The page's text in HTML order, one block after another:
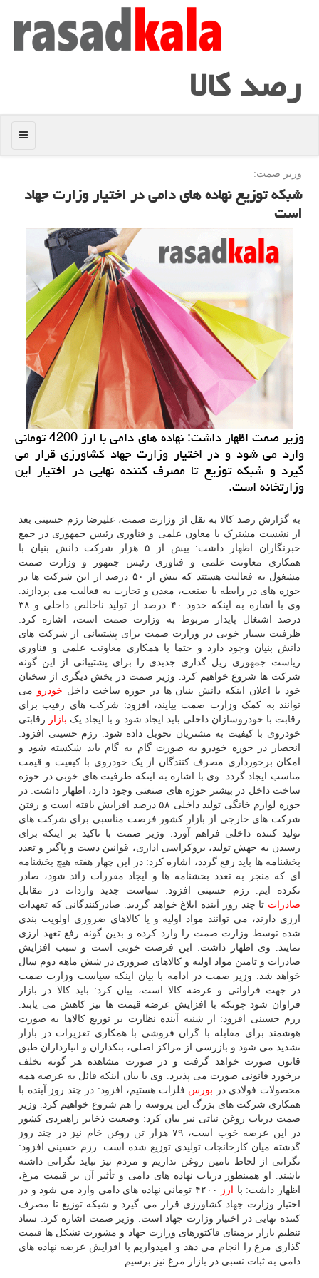
رصد كالا
منو
وزیر صمت:
شبكه توزیع نهاده های دامی در اختیار وزارت جهاد
است
وزیر صمت اظهار داشت: نهاده های دامی با ارز 4200 تومانی
وارد می شود و در اختیار وزارت جهاد كشاورزی قرار می
گیرد و شبكه توزیع تا مصرف كننده نهایی در اختیار این
وزارتخانه است.
به گزارش رصد کالا به نقل از وزارت صمت، علیرضا رزم حسینی بعد
از نشست مشترک با معاون علمی و فناوری رئیس جمهوری در جمع
خبرنگاران اظهار داشت: بیش از ۵ هزار شرکت دانش بنیان با
همکاری معاونت علمی و فناوری رئیس جمهور و وزارت صمت
مشغول به فعالیت هستند که بیش از ۵۰ درصد از این شرکت ها در
حوزه های در رابطه با صنعت، معدن و تجارت به فعالیت می پردازند.
وی با اشاره به اینکه حدود ۴۰ درصد از تولید ناخالص داخلی و ۳۸
درصد اشتغال پایدار مربوط به وزارت صمت است، اشاره کرد:
ظرفیت بسیار خوبی در وزارت صمت برای پشتیبانی از شرکت های
دانش بنیان وجود دارد و حتما با همکاری معاونت علمی و فناوری
ریاست جمهوری ریل گذاری جدیدی را برای پشتیبانی از این گونه
شرکت ها شروع خواهیم کرد. وزیر صمت در بخش دیگری از سخنان
خود با اعلان اینکه دانش بنیان ها در حوزه ساخت داخل خودرو می
توانند به کمک وزارت صمت بیایند، افزود: شرکت های رقیب برای
رقابت با خودروسازان داخلی باید ایجاد شود و با ایجاد یک بازار رقابتی
خودروی با کیفیت به مشتریان تحویل داده شود. رزم حسینی افزود:
انحصار در حوزه خودرو به صورت گام به گام باید شکسته شود و
امکان برخورداری مصرف کنندگان از یک خودروی با کیفیت و قیمت
مناسب ایجاد گردد. وی با اشاره به اینکه ظرفیت های خوبی در حوزه
ساخت داخل در بیشتر حوزه های صنعتی وجود دارد، اظهار داشت: در
حوزه لوازم خانگی تولید داخلی ۵۸ درصد افزایش یافته است و رفتن
شرکت های خارجی از بازار کشور فرصت مناسبی برای شرکت های
تولید کننده داخلی فراهم آورد. وزیر صمت با تاکید بر اینکه برای
رسیدن به جهش تولید، بروکراسی اداری، قوانین دست و پاگیر و تعدد
بخشنامه ها باید رفع گردد، اشاره کرد: در این چهار هفته هیچ بخشنامه
ای که منجر به تعدد بخشنامه ها و ایجاد مقررات زائد شود، صادر
نکرده ایم. رزم حسینی افزود: سیاست جدید واردات در مقابل
صادرات تا چند روز آینده ابلاغ خواهد گردید. صادرکنندگانی که تعهدات
ارزی دارند، می توانند مواد اولیه و یا کالاهای ضروری اولویت بندی
شده توسط وزارت صمت را وارد کرده و بدین گونه رفع تعهد ارزی
نمایند. وی اظهار داشت: این فرصت خوبی است و سبب افزایش
صادرات و تامین مواد اولیه و کالاهای ضروری در شش ماهه دوم سال
خواهد شد. وزیر صمت در ادامه با بیان اینکه سیاست وزارت صمت
در جهت فراوانی و عرضه کالا است، بیان کرد: باید کالا در بازار
فراوان شود چونکه با افزایش عرضه قیمت ها نیز کاهش می یابند.
رزم حسینی افزود: از شنبه آینده نظارت بر توزیع کالاها به صورت
هوشمند برای مقابله با گران فروشی با همکاری تعزیرات در بازار
تشدید می شود و بازرسی از مراکز اصلی، بنکداران و انبارداران طبق
قانون صورت خواهد گرفت و در صورت مشاهده هر گونه تخلف
برخورد قانونی صورت می پذیرد. وی با بیان اینکه قائل به عرضه همه
محصولات فولادی در بورس فلزات هستیم، افزود: در چند روز آینده با
همکاری شرکت های بزرگ این پروسه را هم شروع خواهیم کرد. وزیر
صمت درباب روغن نباتی نیز بیان کرد: وضعیت ذخایر راهبردی کشور
در این عرصه خوب است، ۷۹ هزار تن روغن خام نیز در چند روز
گذشته میان کارخانجات تولیدی توزیع شده است. رزم حسینی افزود:
نگرانی از لحاظ تامین روغن نداریم و مردم نیز نباید نگرانی داشته
باشند. او همینطور درباب نهاده های دامی و تأثیر آن بر قیمت مرغ،
اظهار داشت: با
ارز
۴۲۰۰ تومانی نهاده های دامی وارد می شود و در
اختیار وزارت جهاد کشاورزی قرار می گیرد و شبکه توزیع تا مصرف
کننده نهایی در اختیار وزارت جهاد است. وزیر صمت اشاره کرد: ستاد
تنظیم بازار برمبنای فاکتورهای وزارت جهاد و مشورت تشکل ها قیمت
گذاری مرغ را انجام می دهد و امیدواریم با افزایش عرضه نهاده های
دامی به ثبات نسبی در بازار مرغ نیز برسیم.